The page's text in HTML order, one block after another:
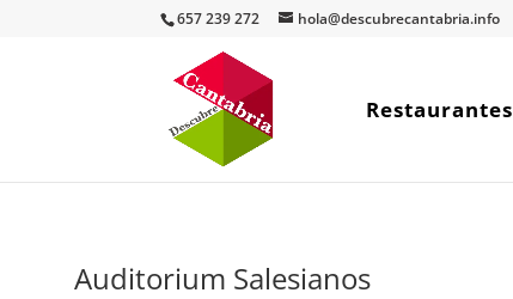
657 239 272 hola@descubrecantabria.info
Restaurantes
Auditorium Salesianos